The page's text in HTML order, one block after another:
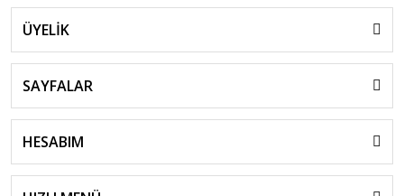
ÜYELİK
SAYFALAR
HESABIM